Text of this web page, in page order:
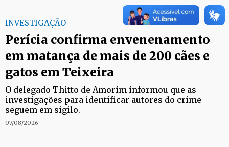
INVESTIGAÇÃO
Perícia confirma envenenamento
em matança de mais de 200 cães e
gatos em Teixeira
O delegado Thitto de Amorim informou que as
investigações para identificar autores do crime
seguem em sigilo.
07/08/2026